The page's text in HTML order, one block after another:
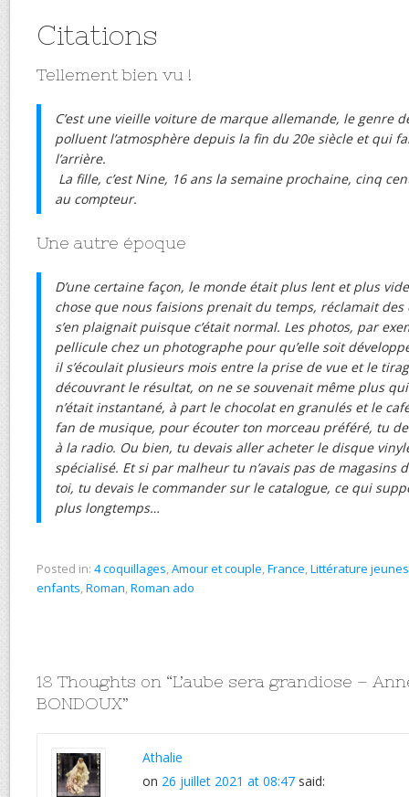
Citations
Tellement bien vu !
C’est une vieille voiture de marque allemande, le genre
polluent l’atmosphère depuis la fin du 20e siècle et qui
l’arrière.
La fille, c’est Nine, 16 ans la semaine prochaine, cinq
au compteur.
Une autre époque
D’une certaine façon, le monde était plus lent et plus
chose que nous faisions prenait du temps, réclamait
s’en plaignait puisque c’était normal. Les photos, par
pellicule chez un photographe pour qu’elle soit
il s’écoulait plusieurs mois entre la prise de vue et le
découvrant le résultat, on ne se souvenait même plus
n’était instantané, à part le chocolat en granulés et le
fan de musique, pour écouter ton morceau préféré, tu
à la radio. Ou bien, tu devais aller acheter le disque
spécialisé. Et si par malheur tu n’avais pas de magasins
toi, tu devais le commander sur le catalogue, ce qui
plus longtemps…
Posted in: 4 coquillages,Amour et couple,France,Littérature
enfants,Roman,Roman ado
18 Thoughts on “L’aube sera grandiose –
BONDOUX”
Athalie
on 26 juillet 2021 at 08:47 said: